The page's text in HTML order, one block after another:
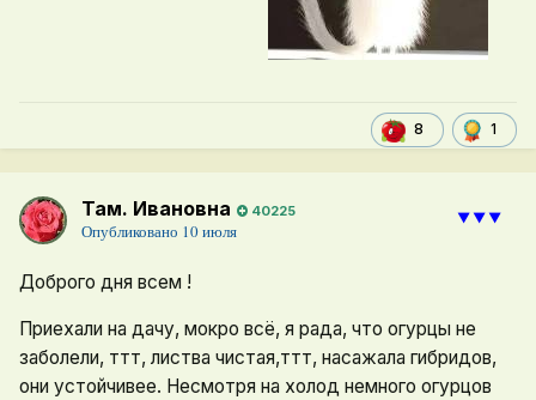
8 1
Там. Ивановна 40225
Опубликовано 10 июля
⯆⯆⯆
Доброго дня всем !
Приехали на дачу, мокро всё, я рада, что огурцы не
заболели, ттт, листва чистая,ттт, насажала гибридов,
они устойчивее. Несмотря на холод немного огурцов